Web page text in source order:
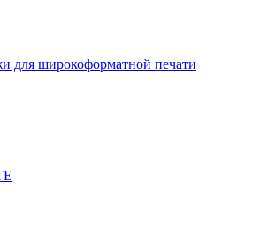
для широкоформатной печати